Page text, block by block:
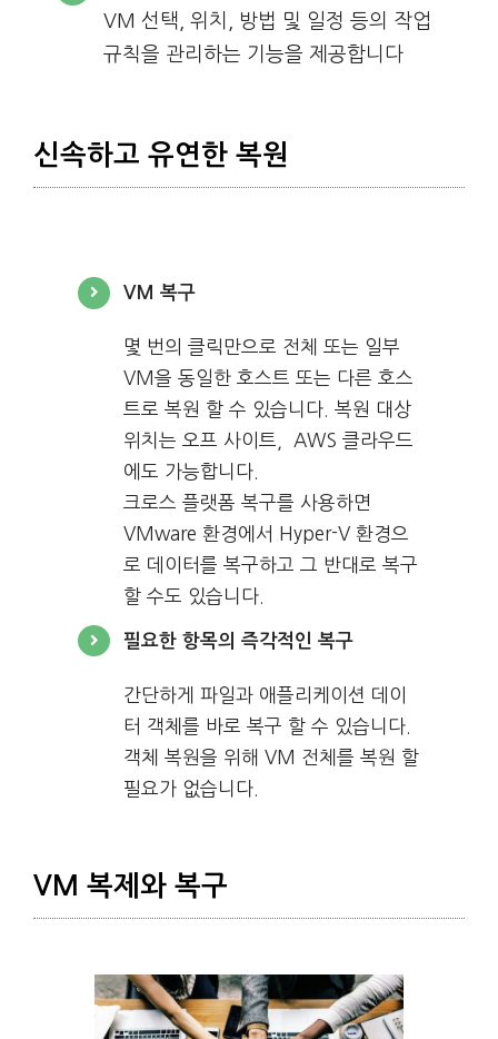
VM 선택, 위치, 방법 및 일정 등의 작업
규칙을 관리하는 기능을 제공합니다
신속하고 유연한 복원
VM 복구
몇 번의 클릭만으로 전체 또는 일부
VM을 동일한 호스트 또는 다른 호스
트로 복원 할 수 있습니다. 복원 대상
위치는 오프 사이트, AWS 클라우드
에도 가능합니다.
크로스 플랫폼 복구를 사용하면
VMware 환경에서 Hyper-V 환경으
로 데이터를 복구하고 그 반대로 복구
할 수도 있습니다.
필요한 항목의 즉각적인 복구
간단하게 파일과 애플리케이션 데이
터 객체를 바로 복구 할 수 있습니다.
객체 복원을 위해 VM 전체를 복원 할
필요가 없습니다.
VM 복제와 복구